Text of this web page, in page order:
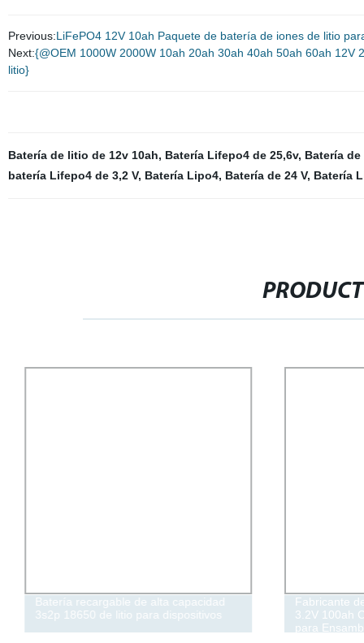
Previous:LiFePO4 12V 10ah Paquete de batería de iones de litio
Next:{@OEM 1000W 2000W 10ah 20ah 30ah 40ah 50ah 60ah
litio}
Batería de litio de 12v 10ah, Batería Lifepo4 de 25,6v, Batería de
batería Lifepo4 de 3,2 V, Batería Lipo4, Batería de 24 V, Batería
Batería recargable de alta capacidad
3s2p 18650 de litio para dispositivos
Fabricante
3.2V 100ah
para